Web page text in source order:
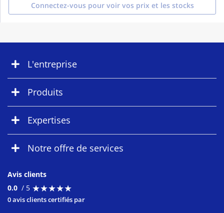
Connectez-vous pour voir vos prix et les stocks
L'entreprise
Produits
Expertises
Notre offre de services
Avis clients
0.0 / 5 ★★★★★
★★★★★
0 avis clients certifiés par